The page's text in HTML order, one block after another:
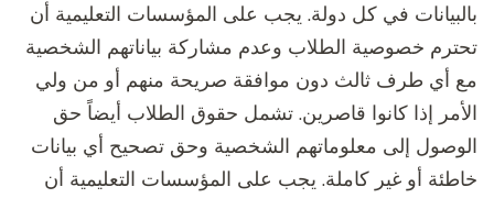
بالبيانات في كل دولة. يجب على المؤسسات التعليمية أن
تحترم خصوصية الطلاب وعدم مشاركة بياناتهم الشخصية
مع أي طرف ثالث دون موافقة صريحة منهم أو من ولي
الأمر إذا كانوا قاصرين. تشمل حقوق الطلاب أيضاً حق
الوصول إلى معلوماتهم الشخصية وحق تصحيح أي بيانات
خاطئة أو غير كاملة. يجب على المؤسسات التعليمية أن